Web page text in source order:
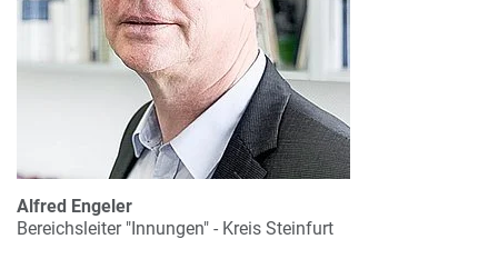
Alfred Engeler
Bereichsleiter "Innungen" - Kreis Steinfurt